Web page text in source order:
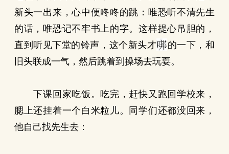
新头一出来，心中便咚咚的跳：唯恐听不清先生
的话，唯恐记不牢书上的字。这样提心吊胆的，
直到听见下堂的铃声，这个新头才
的一下，和
旧头联成一气，然后跳着到操场去玩耍。
下课回家吃饭。吃完，赶快又跑回学校来，
腮上还挂着一个白米粒儿。同学们还都没回来，
他自己找先生去：